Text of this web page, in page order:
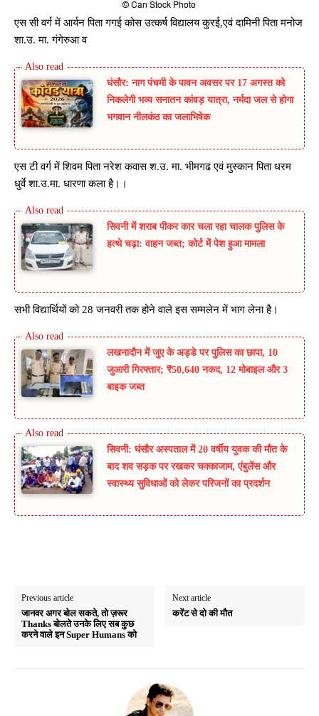
एस सी वर्ग में आर्यन पिता गगई कोस उत्कर्ष विद्यालय कुरई,एवं दामिनी पिता मनोज
शा.उ. मा. गंगेरुआ व
घंसौर: नाग पंचमी के पावन अवसर पर 17 अगस्त को
निकलेगी भव्य सनातन कांवड़ यात्रा, नर्मदा जल से होगा
भगवान नीलकंठ का जलाभिषेक
एस टी वर्ग में शिवम पिता नरेश कवास श.उ. मा. भीमगढ एवं मुस्कान पिता धरम
धुर्वे शा.उ.मा. धारणा कला है।।
सिवनी में शराब पीकर कार चला रहा चालक पुलिस के
हत्थे चढ़ा: वाहन जब्त; कोर्ट में पेश हुआ मामला
सभी विद्यार्थियों को 28 जनवरी तक होने वाले इस सम्मलेन में भाग लेना है।
लखनादौन में जुए के अड्डे पर पुलिस का छापा, 10
जुआरी गिरफ्तार; ₹50,640 नकद, 12 मोबाइल और 3
बाइक जब्त
सिवनी: घंसौर अस्पताल में 20 वर्षीय युवक की मौत के
बाद शव सड़क पर रखकर चक्काजाम, एंबुलेंस और
स्वास्थ्य सुविधाओं को लेकर परिजनों का प्रदर्शन
Previous article
जानवर अगर बोल सकते, तो ज़रूर
Thanks बोलते उनके लिए सब कुछ
करने वाले इन Super Humans को
Next article
करेंट से दो की मौत